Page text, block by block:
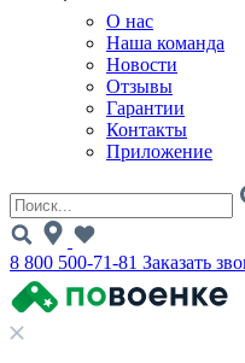
О нас
Наша команда
Новости
Отзывы
Гарантии
Контакты
Приложение
8 800 500-71-81 Заказать